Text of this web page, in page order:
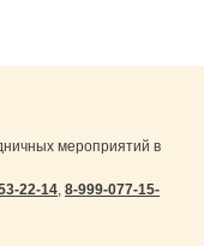
мероприятий в
22-14, 8-999-077-15-